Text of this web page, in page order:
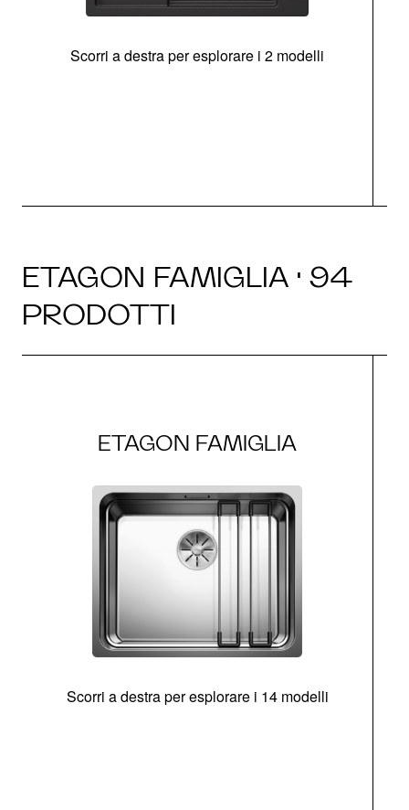
Scorri a destra per esplorare i 2 modelli
ETAGON FAMIGLIA · 94
PRODOTTI
ETAGON FAMIGLIA
Scorri a destra per esplorare i 14 modelli